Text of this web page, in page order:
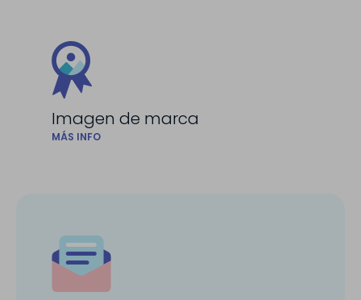
Imagen de marca
MÁS INFO